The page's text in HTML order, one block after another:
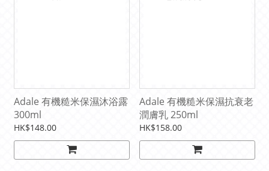
Adale 有機糙米保濕沐浴露
300ml
HK$148.00
Adale 有機糙米保濕抗衰老
潤膚乳 250ml
HK$158.00